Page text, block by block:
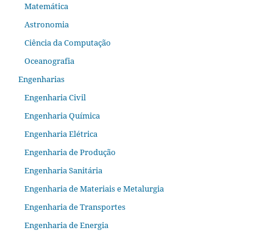
Matemática
Astronomia
Ciência da Computação
Oceanografia
Engenharias
Engenharia Civil
Engenharia Química
Engenharia Elétrica
Engenharia de Produção
Engenharia Sanitária
Engenharia de Materiais e Metalurgia
Engenharia de Transportes
Engenharia de Energia